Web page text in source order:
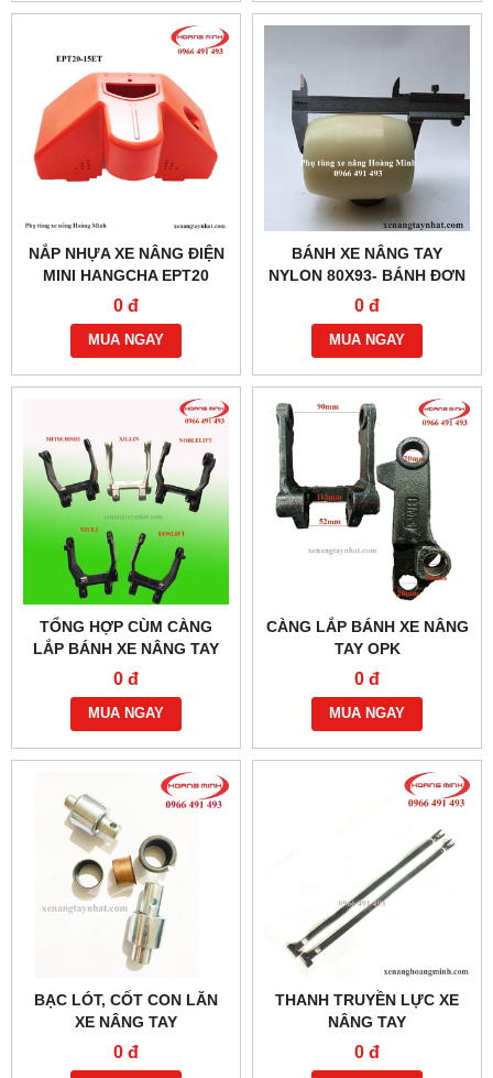
NẮP NHỰA XE NÂNG ĐIỆN
MINI HANGCHA EPT20
0 đ
MUA NGAY
BÁNH XE NÂNG TAY
NYLON 80X93- BÁNH ĐƠN
0 đ
MUA NGAY
TỔNG HỢP CÙM CÀNG
LẮP BÁNH XE NÂNG TAY
CÁC LOẠI
0 đ
MUA NGAY
CÀNG LẮP BÁNH XE NÂNG
TAY OPK
0 đ
MUA NGAY
BẠC LÓT, CỐT CON LĂN
XE NÂNG TAY
0 đ
THANH TRUYỀN LỰC XE
NÂNG TAY
0 đ